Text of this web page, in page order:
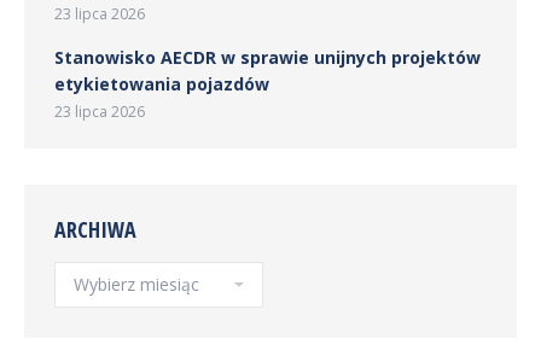
23 lipca 2026
Stanowisko AECDR w sprawie unijnych projektów
etykietowania pojazdów
23 lipca 2026
ARCHIWA
Archiwa